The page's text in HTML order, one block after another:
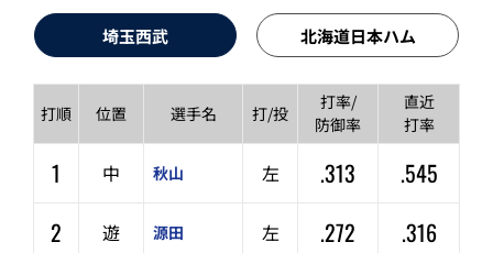
埼玉西武 北海道日本ハム
打順 位置 選手名 打/投
打率/
防御率
直近
打率
1 中 秋山 左 .313
.545
2
遊 源田 左 .272
.316